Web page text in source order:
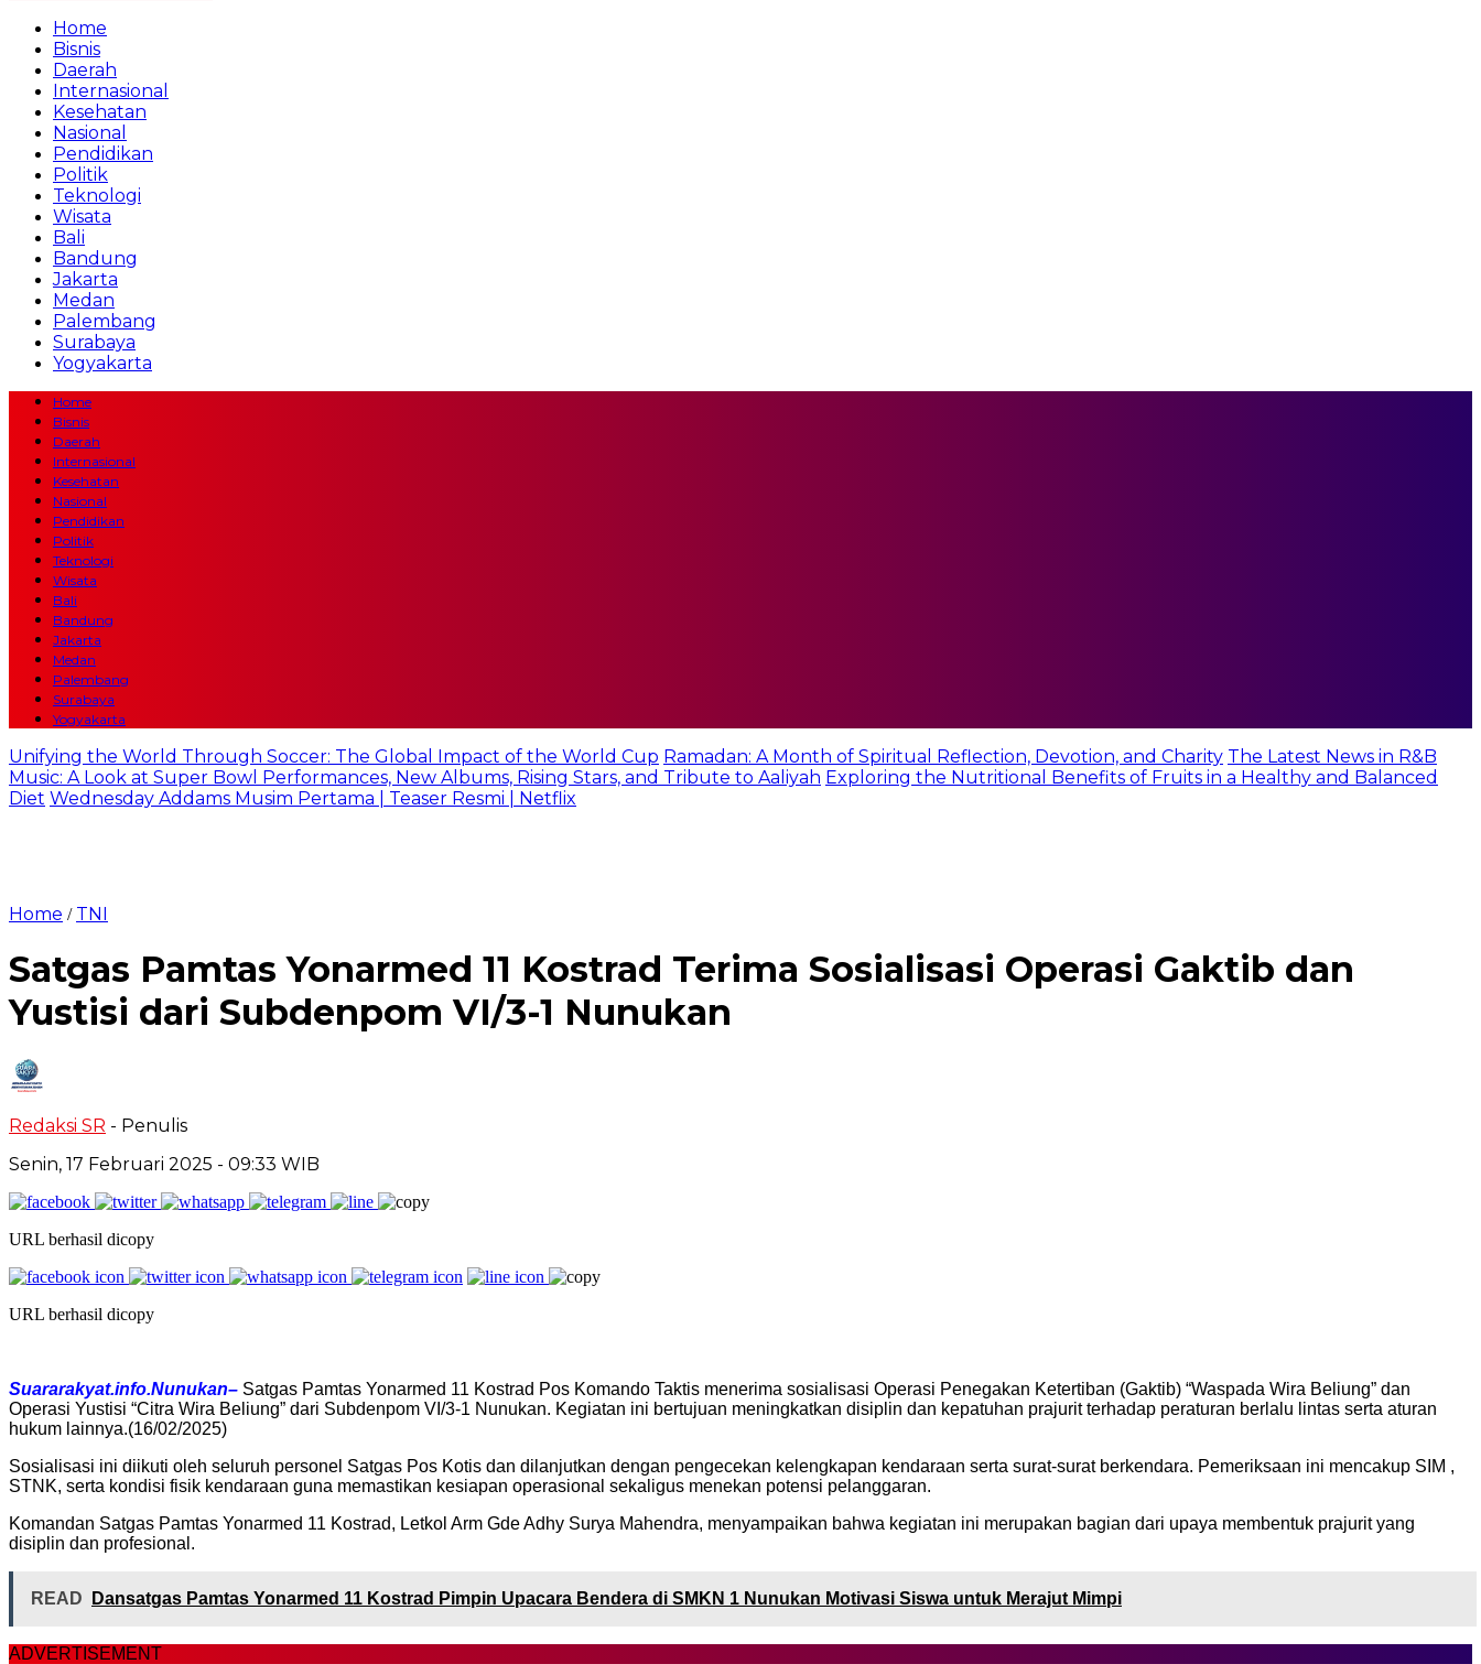
Home
Bisnis
Daerah
Internasional
Kesehatan
Nasional
Pendidikan
Politik
Teknologi
Wisata
Bali
Bandung
Jakarta
Medan
Palembang
Surabaya
Yogyakarta
Home
Bisnis
Daerah
Internasional
Kesehatan
Nasional
Pendidikan
Politik
Teknologi
Wisata
Bali
Bandung
Jakarta
Medan
Palembang
Surabaya
Yogyakarta
Unifying the World Through Soccer: The Global Impact of the World Cup Ramadan: A Month of Spiritual Reflection, Devotion, and Charity The Latest News in R&B
Music: A Look at Super Bowl Performances, New Albums, Rising Stars, and Tribute to Aaliyah Exploring the Nutritional Benefits of Fruits in a Healthy and Balanced
Diet Wednesday Addams Musim Pertama | Teaser Resmi | Netflix
Home / TNI
Satgas Pamtas Yonarmed 11 Kostrad Terima Sosialisasi Operasi Gaktib dan
Yustisi dari Subdenpom VI/3-1 Nunukan
Redaksi SR - Penulis
Senin, 17 Februari 2025 - 09:33 WIB
URL berhasil dicopy
URL berhasil dicopy
Suararakyat.info.Nunukan– Satgas Pamtas Yonarmed 11 Kostrad Pos Komando Taktis menerima sosialisasi Operasi Penegakan Ketertiban (Gaktib) “Waspada Wira Beliung” dan
Operasi Yustisi “Citra Wira Beliung” dari Subdenpom VI/3-1 Nunukan. Kegiatan ini bertujuan meningkatkan disiplin dan kepatuhan prajurit terhadap peraturan berlalu lintas serta aturan
hukum lainnya.(16/02/2025)
Sosialisasi ini diikuti oleh seluruh personel Satgas Pos Kotis dan dilanjutkan dengan pengecekan kelengkapan kendaraan serta surat-surat berkendara. Pemeriksaan ini mencakup SIM ,
STNK, serta kondisi fisik kendaraan guna memastikan kesiapan operasional sekaligus menekan potensi pelanggaran.
Komandan Satgas Pamtas Yonarmed 11 Kostrad, Letkol Arm Gde Adhy Surya Mahendra, menyampaikan bahwa kegiatan ini merupakan bagian dari upaya membentuk prajurit yang
disiplin dan profesional.
READ Dansatgas Pamtas Yonarmed 11 Kostrad Pimpin Upacara Bendera di SMKN 1 Nunukan Motivasi Siswa untuk Merajut Mimpi
ADVERTISEMENT